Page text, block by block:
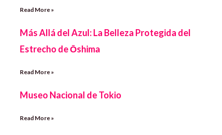
Read More »
Más Allá del Azul: La Belleza Protegida del
Estrecho de Ōshima
Read More »
Museo Nacional de Tokio
Read More »